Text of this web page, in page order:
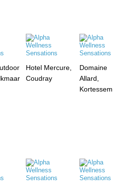
Hotel Mercure,
Coudray
Domaine
Allard,
Kortessem